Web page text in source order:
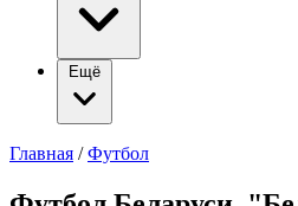
Ещё
Главная / Футбол